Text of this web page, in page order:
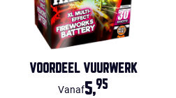
VOORDEEL VUURWERK
Vanaf5,95